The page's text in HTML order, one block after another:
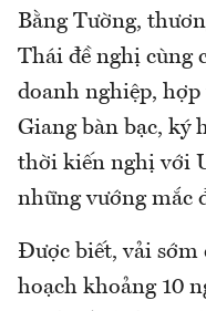
Bằng Tường,
Thái đề nghị cùng
doanh nghiệp, hợp
Giang bàn bạc, ký
thời kiến nghị với
những vướng mắc
Được biết, vải sớm
hoạch khoảng 10